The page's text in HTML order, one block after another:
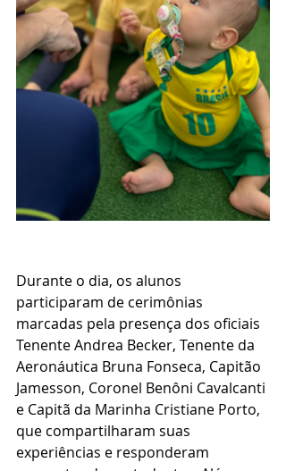
Durante o dia, os alunos
participaram de cerimônias
marcadas pela presença dos oficiais
Tenente Andrea Becker, Tenente da
Aeronáutica Bruna Fonseca, Capitão
Jamesson, Coronel Benôni Cavalcanti
e Capitã da Marinha Cristiane Porto,
que compartilharam suas
experiências e responderam